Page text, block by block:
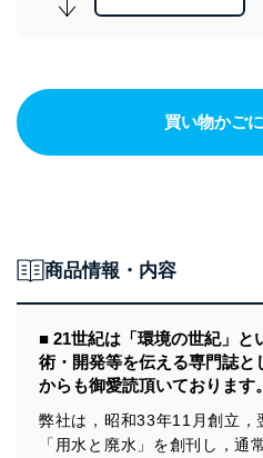
買い物かご
商品情報・内容
■ 21世紀は「環境の世紀」と
術・開発等を伝える専門誌と
からも御愛読頂いております。
弊社は，昭和33年11月創立
「用水と廃水」を創刊し，通